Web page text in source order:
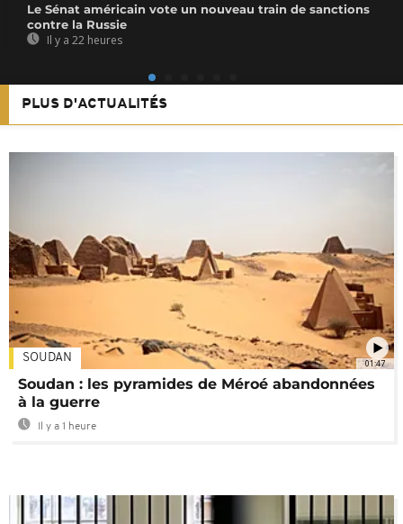
Le Sénat américain vote un nouveau train de sanctions
contre la Russie
Il y a 22 heures
PLUS D'ACTUALITÉS
01:47
SOUDAN
Soudan : les pyramides de Méroé abandonnées
à la guerre
Il y a 1 heure